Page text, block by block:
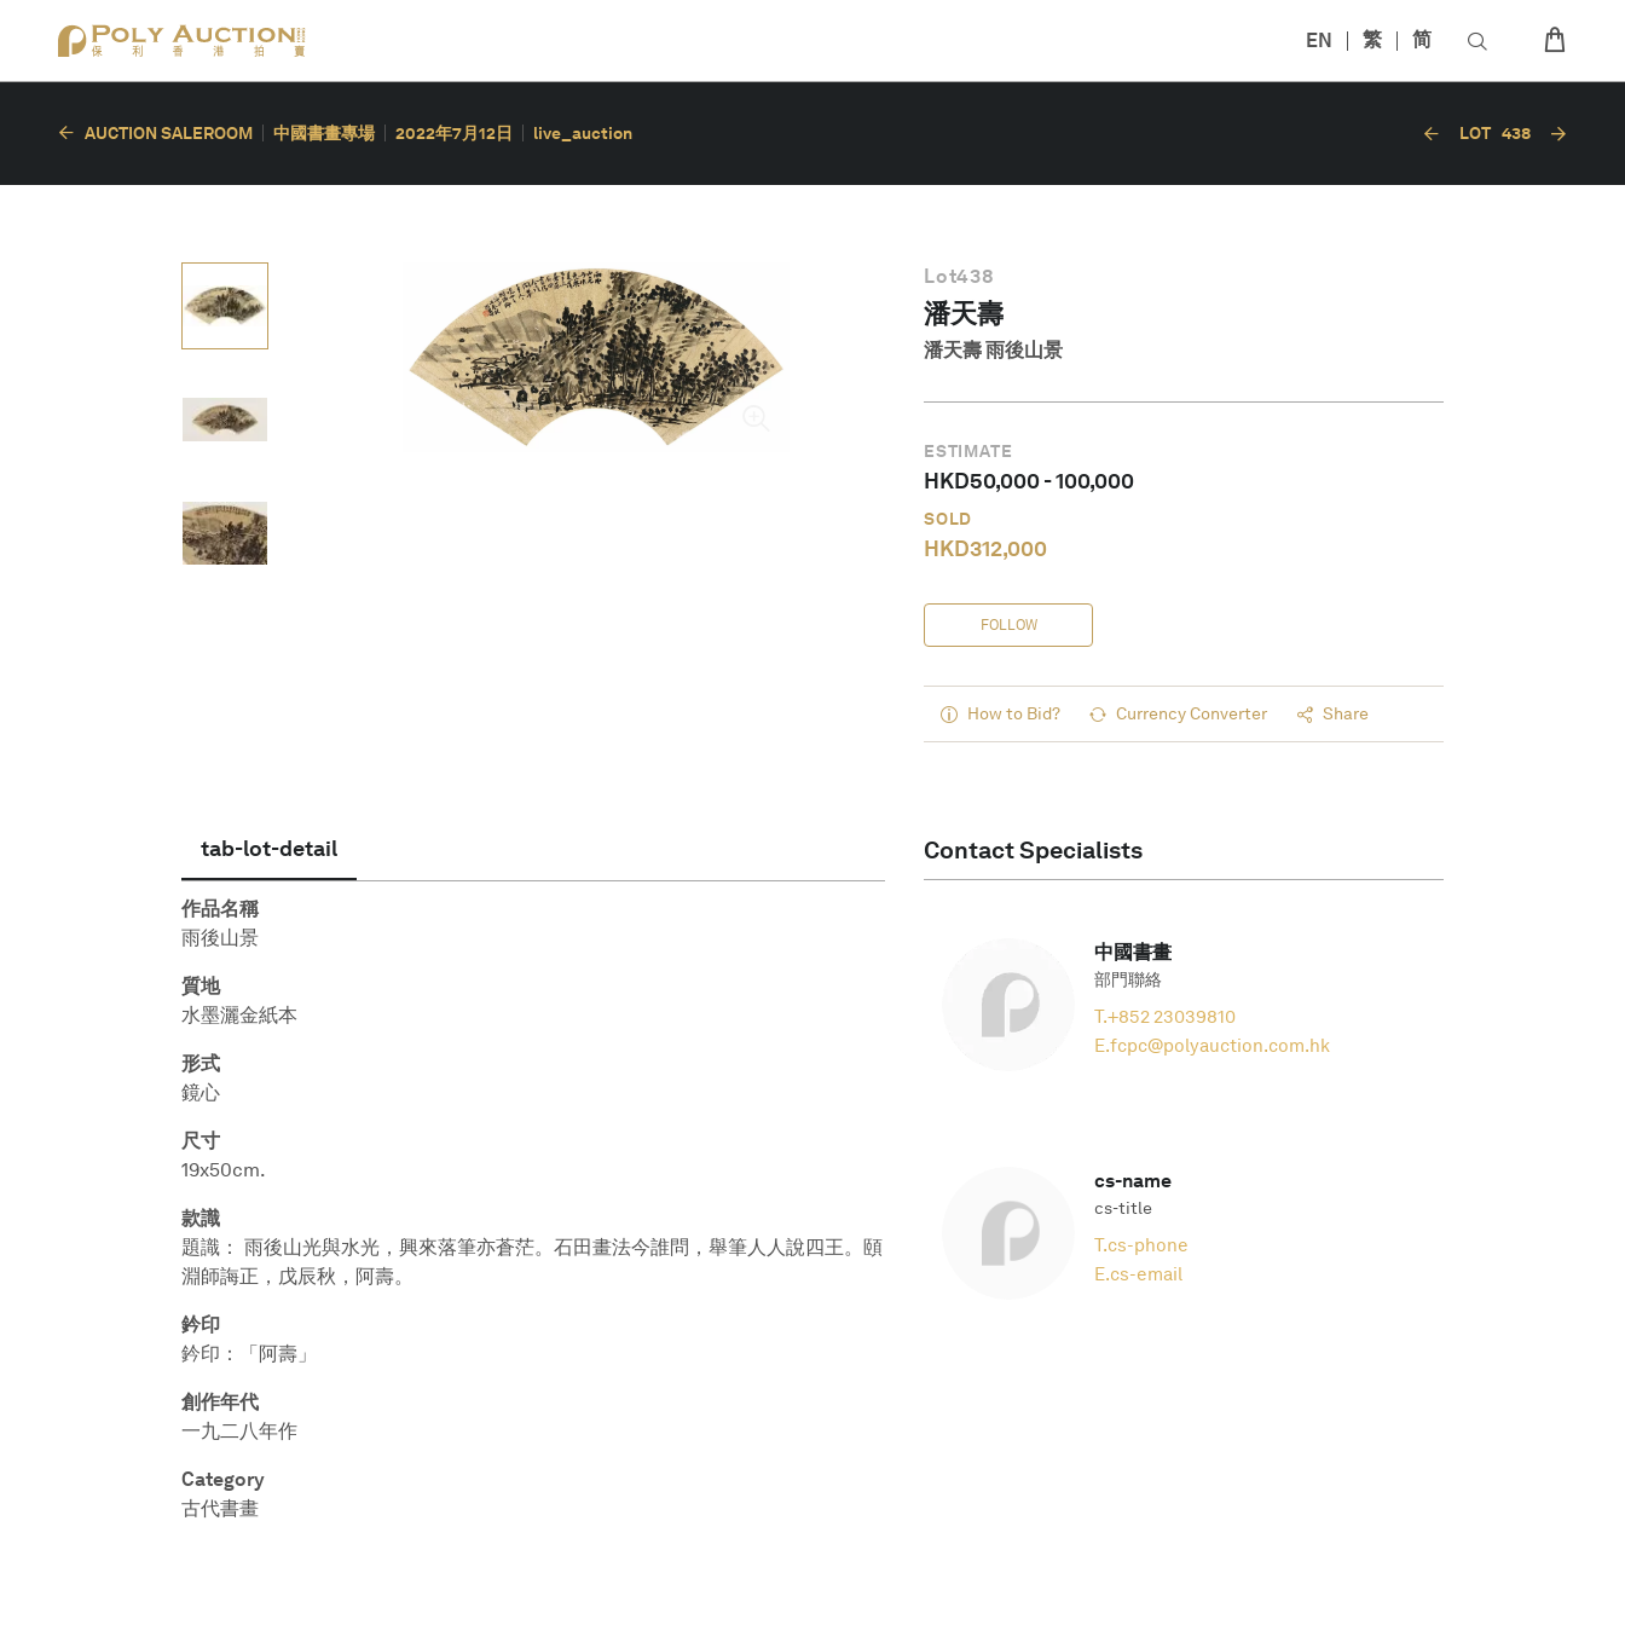
EN 繁 简
繁體中文
AUCTION SALEROOM 中國書畫專場 2022年7月12日 live_auction LOT 438
Lot438
潘天壽
潘天壽 雨後山景
ESTIMATE
HKD50,000-100,000
SOLD
HKD312,000
FOLLOW
How to Bid? Currency Converter Share
tab-lot-detail
作品名稱
雨後山景
質地
水墨灑金紙本
形式
鏡心
尺寸
19x50cm.
款識
題識： 雨後山光與水光，興來落筆亦蒼茫。石田畫法今誰問，舉筆人人說四王。頤
淵師誨正，戊辰秋，阿壽。
鈐印
鈐印：「阿壽」
創作年代
一九二八年作
Category
古代書畫
Contact Specialists
中國書畫
部門聯絡
T.+852 23039810
E.fcpc@polyauction.com.hk
cs-name
cs-title
T.cs-phone
E.cs-email